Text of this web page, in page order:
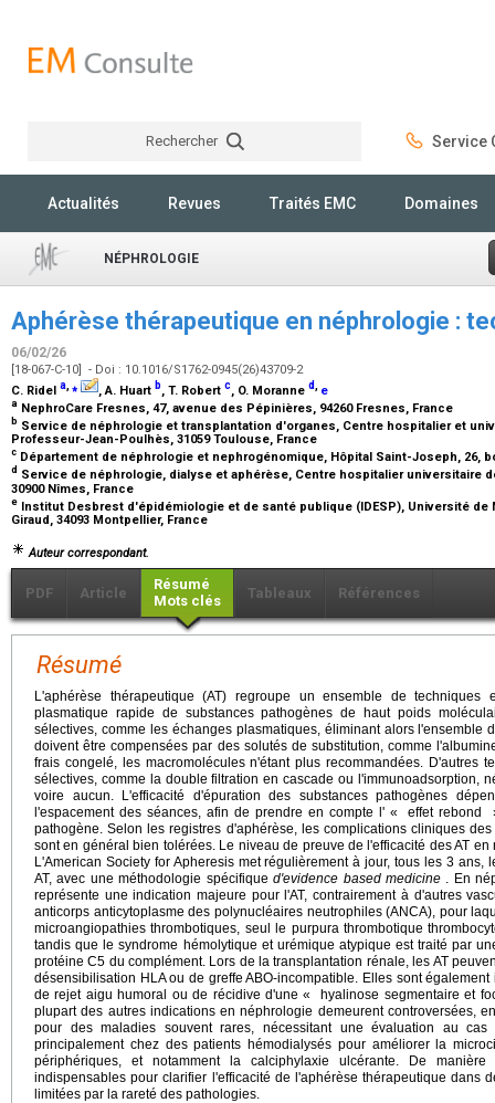
Rechercher Service
Actualités Revues Traités EMC Domaines
NÉPHROLOGIE
Aphérèse thérapeutique en néphrologie :
06/02/26
[18-067-C-10] - Doi : 10.1016/S1762-0945(26)43709-2
C. Ridel a,⁎ , A. Huart b, T. Robert c, O. Moranne d, e
a NephroCare Fresnes, 47, avenue des Pépinières, 94260 Fresnes, France
b Service de néphrologie et transplantation d'organes, Centre hospitalier et
Professeur-Jean-Poulhès, 31059 Toulouse, France
c Département de néphrologie et nephrogénomique, Hôpital Saint-Joseph, 26,
d Service de néphrologie, dialyse et aphérèse, Centre hospitalier universitaire
30900 Nîmes, France
e Institut Desbrest d'épidémiologie et de santé publique (IDESP), Université de
Giraud, 34093 Montpellier, France
Auteur correspondant.
PDF Article
Résumé
Mots clés
Tableaux Références
Résumé
L'aphérèse thérapeutique (AT) regroupe un ensemble de techniques
plasmatique rapide de substances pathogènes de haut poids
sélectives, comme les échanges plasmatiques, éliminant alors l'ensemble
doivent être compensées par des solutés de substitution, comme
frais congelé, les macromolécules n'étant plus recommandées. D'autres
sélectives, comme la double filtration en cascade ou l'immunoadsorption,
voire aucun. L'efficacité d'épuration des substances pathogènes
l'espacement des séances, afin de prendre en compte l' « effet rebond
pathogène. Selon les registres d'aphérèse, les complications cliniques
sont en général bien tolérées. Le niveau de preuve de l'efficacité des AT
L'American Society for Apheresis met régulièrement à jour, tous les 3
AT, avec une méthodologie spécifiqued'evidence based medicine . En
représente une indication majeure pour l'AT, contrairement à d'autres
anticorps anticytoplasme des polynucléaires neutrophiles (ANCA), pour
microangiopathies thrombotiques, seul le purpura thrombotique
tandis que le syndrome hémolytique et urémique atypique est traité par
protéine C5 du complément. Lors de la transplantation rénale, les AT
désensibilisation HLA ou de greffe ABO-incompatible. Elles sont
de rejet aigu humoral ou de récidive d'une « hyalinose segmentaire et
plupart des autres indications en néphrologie demeurent controversées,
pour des maladies souvent rares, nécessitant une évaluation au
principalement chez des patients hémodialysés pour améliorer la
périphériques, et notamment la calciphylaxie ulcérante. De
indispensables pour clarifier l'efficacité de l'aphérèse thérapeutique dans
limitées par la rareté des pathologies.